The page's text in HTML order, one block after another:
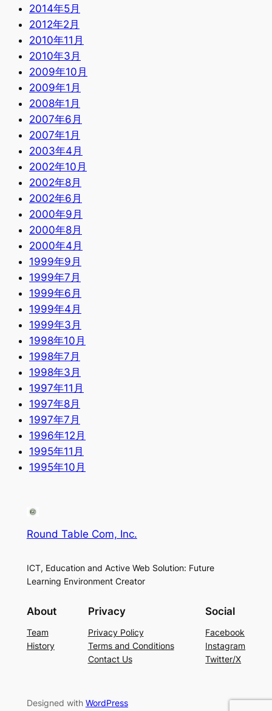
2014年5月
2012年2月
2010年11月
2010年3月
2009年10月
2009年1月
2008年1月
2007年6月
2007年1月
2003年4月
2002年10月
2002年8月
2002年6月
2000年9月
2000年8月
2000年4月
1999年9月
1999年7月
1999年6月
1999年4月
1999年3月
1998年10月
1998年7月
1998年3月
1997年11月
1997年8月
1997年7月
1996年12月
1995年11月
1995年10月
Round Table Com, Inc.
ICT, Education and Active Web Solution: Future
Learning Environment Creator
About
Team
History
Privacy
Privacy Policy
Terms and Conditions
Contact Us
Social
Facebook
Instagram
Twitter/X
Designed with WordPress